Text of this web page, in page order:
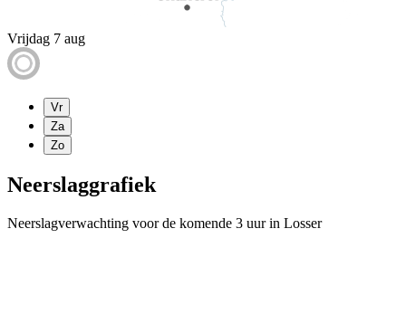
Vrijdag 7 aug
Vr
Za
Zo
Neerslaggrafiek
Neerslagverwachting voor de komende 3 uur in Losser